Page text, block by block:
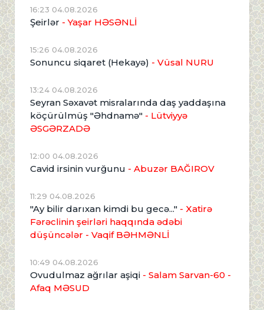
16:23 04.08.2026
Şeirlər - Yaşar HƏSƏNLİ
15:26 04.08.2026
Sonuncu siqaret (Hekayə) - Vüsal NURU
13:24 04.08.2026
Seyran Səxavət misralarında daş yaddaşına
köçürülmüş "Əhdnamə" - Lütviyyə
ƏSGƏRZADƏ
12:00 04.08.2026
Cavid irsinin vurğunu - Abuzər BAĞIROV
11:29 04.08.2026
"Ay bilir darıxan kimdi bu gecə..." - Xatirə
Fərəclinin şeirləri haqqında ədəbi
düşüncələr - Vaqif BƏHMƏNLİ
10:49 04.08.2026
Ovudulmaz ağrılar aşiqi - Salam Sarvan-60 -
Afaq MƏSUD